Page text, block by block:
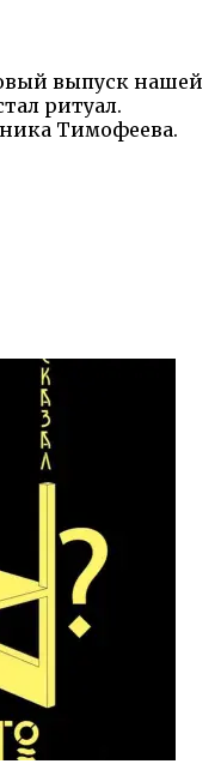
выпуск нашей
ритуал.
Тимофеева.